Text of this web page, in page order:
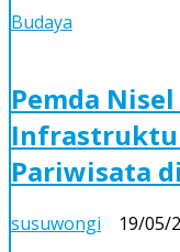
Budaya
Pemda
Pariwisata
susuwongi 19/05/